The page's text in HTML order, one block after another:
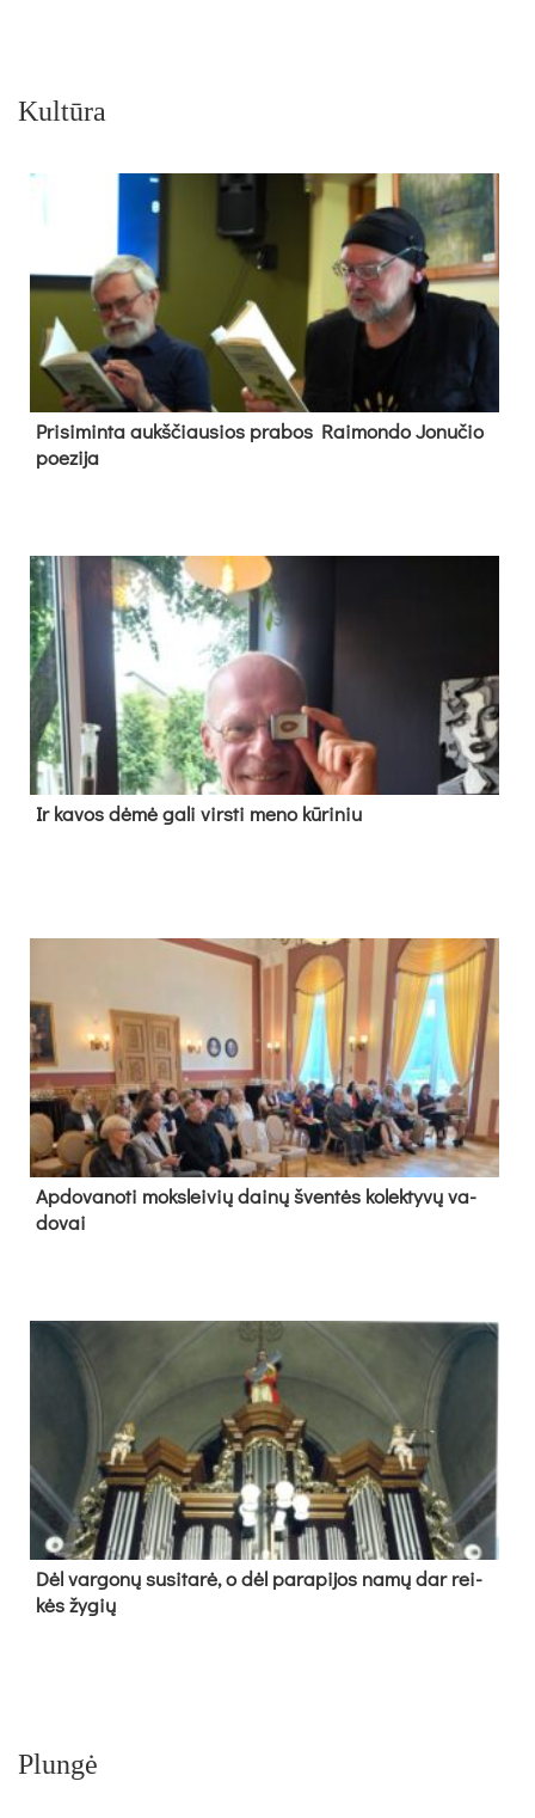
Kultūra
Pri­si­min­ta aukš­čiau­sios pra­bos Rai­mon­do Jo­nu­čio
poe­zi­ja
Ir ka­vos dė­mė ga­li virs­ti me­no kū­ri­niu
Ap­do­va­no­ti moks­lei­vių dai­nų šven­tės ko­lek­ty­vų va­
do­vai
Dėl var­go­nų su­si­ta­rė, o dėl pa­ra­pi­jos na­mų dar rei­
kės žy­gių
Plungė